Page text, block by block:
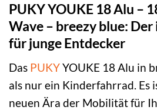
PUKY YOUKE 18 Alu –
Wave – breezy blue:
für junge Entdecker
Das PUKYYOUKE 18 Alu in
als nur ein Kinderfahrrad. Es
neuen Ära der Mobilität für